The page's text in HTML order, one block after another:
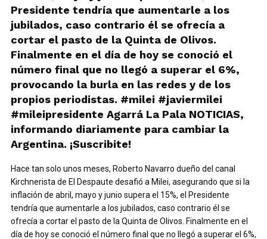
Presidente tendría que aumentarle a los
jubilados, caso contrario él se ofrecía a
cortar el pasto de la Quinta de Olivos.
Finalmente en el día de hoy se conoció el
número final que no llegó a superar el 6%,
provocando la burla en las redes y de los
propios periodistas. #milei #javiermilei
#mileipresidente Agarrá La Pala NOTICIAS,
informando diariamente para cambiar la
Argentina. ¡Suscribite!
Hace tan solo unos meses, Roberto Navarro dueño del canal
Kirchnerista de El Despaute desafió a Milei, asegurando que si la
inflación de abril, mayo y junio supera el 15%, el Presidente
tendría que aumentarle a los jubilados, caso contrario él se
ofrecía a cortar el pasto de la Quinta de Olivos. Finalmente en el
día de hoy se conoció el número final que no llegó a superar el 6%,